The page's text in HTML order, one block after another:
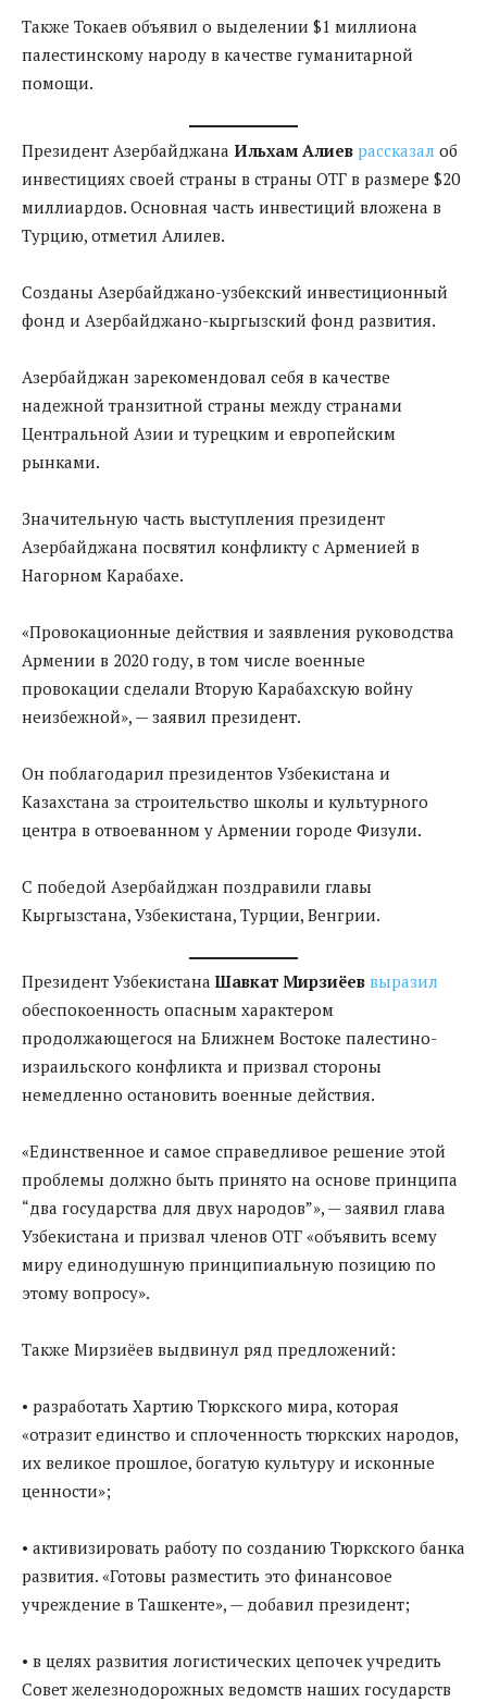
Также Токаев объявил о выделении $1 миллиона
палестинскому народу в качестве гуманитарной
помощи.
Президент Азербайджана Ильхам Алиев рассказал об
инвестициях своей страны в страны ОТГ в размере $20
миллиардов. Основная часть инвестиций вложена в
Турцию, отметил Алилев.
Созданы Азербайджано-узбекский инвестиционный
фонд и Азербайджано-кыргызский фонд развития.
Азербайджан зарекомендовал себя в качестве
надежной транзитной страны между странами
Центральной Азии и турецким и европейским
рынками.
Значительную часть выступления президент
Азербайджана посвятил конфликту с Арменией в
Нагорном Карабахе.
«Провокационные действия и заявления руководства
Армении в 2020 году, в том числе военные
провокации сделали Вторую Карабахскую войну
неизбежной», — заявил президент.
Он поблагодарил президентов Узбекистана и
Казахстана за строительство школы и культурного
центра в отвоеванном у Армении городе Физули.
С победой Азербайджан поздравили главы
Кыргызстана, Узбекистана, Турции, Венгрии.
Президент Узбекистана Шавкат Мирзиёев выразил
обеспокоенность опасным характером
продолжающегося на Ближнем Востоке палестино-
израильского конфликта и призвал стороны
немедленно остановить военные действия.
«Единственное и самое справедливое решение этой
проблемы должно быть принято на основе принципа
“два государства для двух народов”», — заявил глава
Узбекистана и призвал членов ОТГ «объявить всему
миру единодушную принципиальную позицию по
этому вопросу».
Также Мирзиёев выдвинул ряд предложений:
• разработать Хартию Тюркского мира, которая
«отразит единство и сплоченность тюркских народов,
их великое прошлое, богатую культуру и исконные
ценности»;
• активизировать работу по созданию Тюркского банка
развития. «Готовы разместить это финансовое
учреждение в Ташкенте», — добавил президент;
• в целях развития логистических цепочек учредить
Совет железнодорожных ведомств наших государств